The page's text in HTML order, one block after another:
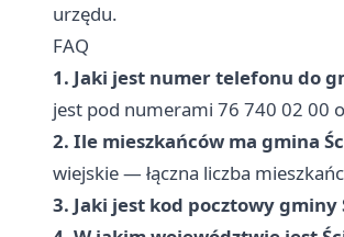
urzędu.
FAQ
1. Jaki jest numer telefonu do
jest pod numerami 76 740 02 00
2. Ile mieszkańców ma gmina
wiejskie — łączna liczba
3. Jaki jest kod pocztowy gminy